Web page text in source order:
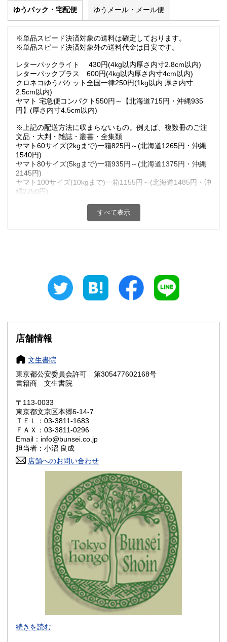
ゆうパック・宅配便 ゆうメール・メール便
※単品スピード決済対象の送料は確定しております。
※単品スピード決済対象外の送料代金は目安です。
レターパックライト 430円(4kg以内厚さ内寸2.8cm以内)
レターパックプラス 600円(4kg以内厚さ内寸4cm以内)
クロネコゆうパケット全国一律250円(1kg以内 厚さ内寸
2.5cm以内)
ヤマト 宅急便コンパクト550円～【北海道715円・沖縄935
円】(厚さ内寸4.5cm以内)
※上記の配送方法に収まらないもの。例えば、複数冊のご注
文品・大判・雑誌・叢書・全集類
ヤマト60サイズ(2kgまで)一箱825円～(北海道1265円・沖縄
1540円)
ヤマト80サイズ(5kgまで)一箱935円～(北海道1375円・沖縄
2145円)
ヤマト100サイズ(10kgまで)一箱1155円～(北海道1485円・沖
縄2750円)
青森県
岩手県 宮城県
秋田県
825円
栃木県
埼玉県 825円
東京都 825円
新潟県 825円
825円 福井県
825円 長野県
825円 静岡県
825円 三重県
935円 京都府
935円 兵庫県
935円 和歌山県
鳥取県
すべて表示
店舗情報
文生書院
東京都公安委員会許可 第305477602168号
書籍商 文生書院
〒113-0033
東京都文京区本郷6-14-7
ＴＥＬ：03-3811-1683
ＦＡＸ：03-3811-0296
Email：info@bunsei.co.jp
担当者：小沼 良成
店舗へのお問い合わせ
☆大学・公共機関は公費払いを承りますので書類のご指示と
もお知らせ下さい。なお、公費で領収書がご必要の方は前払
続きを読む